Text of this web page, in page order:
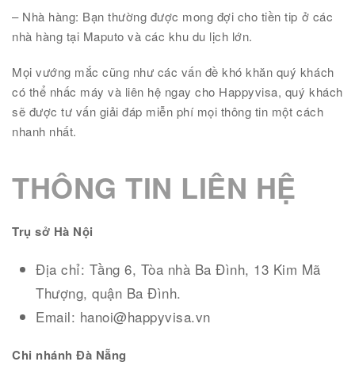
– Nhà hàng: Bạn thường được mong đợi cho tiền tip ở các
nhà hàng tại Maputo và các khu du lịch lớn.
Mọi vướng mắc cũng như các vấn đề khó khăn quý khách
có thể nhấc máy và liên hệ ngay cho Happyvisa, quý khách
sẽ được tư vấn giải đáp miễn phí mọi thông tin một cách
nhanh nhất.
THÔNG TIN LIÊN HỆ
Trụ sở Hà Nội
Địa chỉ: Tầng 6, Tòa nhà Ba Đình, 13 Kim Mã
Thượng, quận Ba Đình.
Email: hanoi@happyvisa.vn
Chi nhánh Đà Nẵng